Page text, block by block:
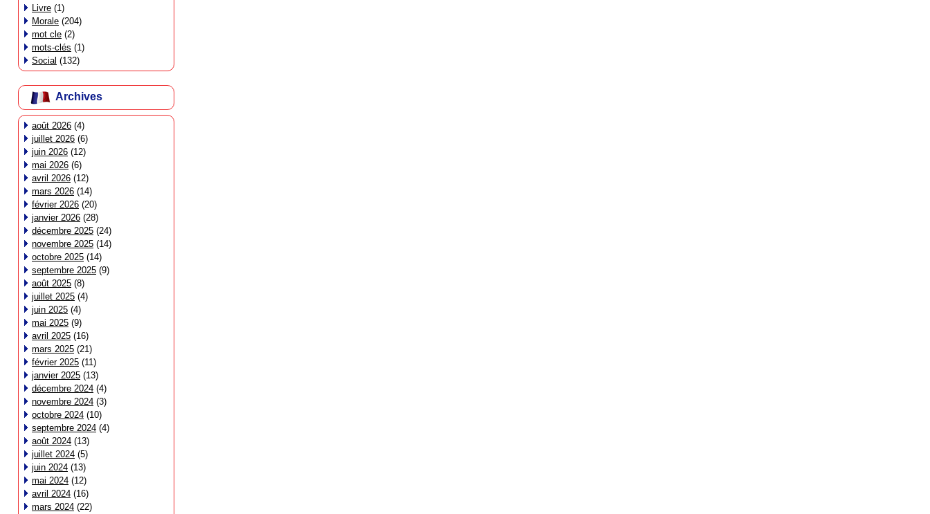
Livre (1)
Morale (204)
mot cle (2)
mots-clés (1)
Social (132)
Archives
août 2026 (4)
juillet 2026 (6)
juin 2026 (12)
mai 2026 (6)
avril 2026 (12)
mars 2026 (14)
février 2026 (20)
janvier 2026 (28)
décembre 2025 (24)
novembre 2025 (14)
octobre 2025 (14)
septembre 2025 (9)
août 2025 (8)
juillet 2025 (4)
juin 2025 (4)
mai 2025 (9)
avril 2025 (16)
mars 2025 (21)
février 2025 (11)
janvier 2025 (13)
décembre 2024 (4)
novembre 2024 (3)
octobre 2024 (10)
septembre 2024 (4)
août 2024 (13)
juillet 2024 (5)
juin 2024 (13)
mai 2024 (12)
avril 2024 (16)
mars 2024 (22)